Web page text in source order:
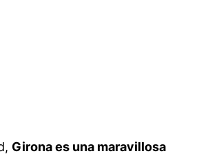
Girona es una maravillosa